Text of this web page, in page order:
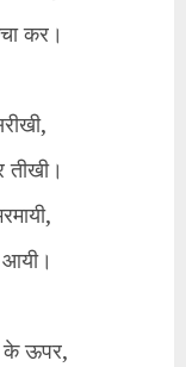
कर।
तीखी।
आयी।
के ऊपर,